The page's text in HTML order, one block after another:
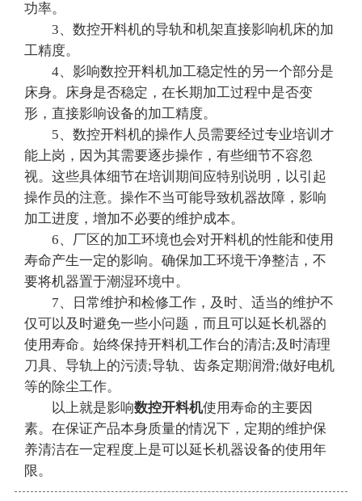
功率。
3、数控开料机的导轨和机架直接影响机床的加
工精度。
4、影响数控开料机加工稳定性的另一个部分是
床身。床身是否稳定，在长期加工过程中是否变
形，直接影响设备的加工精度。
5、数控开料机的操作人员需要经过专业培训才
能上岗，因为其需要逐步操作，有些细节不容忽
视。这些具体细节在培训期间应特别说明，以引起
操作员的注意。操作不当可能导致机器故障，影响
加工进度，增加不必要的维护成本。
6、厂区的加工环境也会对开料机的性能和使用
寿命产生一定的影响。确保加工环境干净整洁，不
要将机器置于潮湿环境中。
7、日常维护和检修工作，及时、适当的维护不
仅可以及时避免一些小问题，而且可以延长机器的
使用寿命。始终保持开料机工作台的清洁;及时清理
刀具、导轨上的污渍;导轨、齿条定期润滑;做好电机
等的除尘工作。
以上就是影响数控开料机使用寿命的主要因
素。在保证产品本身质量的情况下，定期的维护保
养清洁在一定程度上是可以延长机器设备的使用年
限。